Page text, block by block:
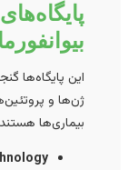
پایگاه‌های
این پایگاه‌ها
ژن‌ها و پروتئین‌ها،
بیماری‌ها هستند.